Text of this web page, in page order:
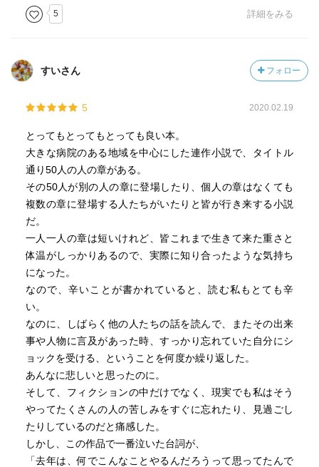
うか。そのひと言で命取りになることや、その厳しさで大
切なものを失うこと、無責任な厳しさが誰かの人生を奪っ
ば価値観が広がった時代に、数多くの物語を、知らない、
理解できない人がたくさんいる。それは何を言えばいいの
とてもシンプルな話なんだと思う。どんな言葉があるのだ
ろうかと、優しさの中にある厳しさや強さを学ぶには、温
かい目がどうすれば伝わるのだろうと、成功への新しい
道、新しい歩き方、価値観、教養を身につける必要があ
り、それが他者への、次世代への、そして自分自身対する
強く優しい厳しさではないのかとも思う。言葉も生き物な
に寄り添うもの、様々です。それは後ろ向きなことではな
く、自身の経験を生かしながら、より良い言葉を紡いでい
ばかりを口にするのは、今までの経験もこれからの時間
切なものは変わらずに残り続けている気がするし、今ある
新しいものも、昔からそうであったかのように、自然に今
はそこにある。遠い昔の〇〇時代、ちょっと近くの〇〇世
代、感じ方は違っても、変わることは自然なこと。それは
すべて人々が努力した奇跡の結果です。よりよい世界を願
った想いが詰まっているのではないかと感じます。ネガテ
ィブな言葉で呪いをかけずに、新しく作られたよりよいも
のに目を向けながら、生きる言葉を紡いでいけたら思う。
よりよい世界を願い、努力しつ続けることが尊い奇跡。そ
5 詳細をみる
すいさん フォロー
5 2020.02.19
とってもとってもとっても良い本。
大きな病院のある地域を中心にした連作小説で、タイトル
通り50人の人の章がある。
その50人が別の人の章に登場したり、個人の章はなくても
複数の章に登場する人たちがいたりと皆が行き来する小説
だ。
一人一人の章は短いけれど、皆これまで生きて来た重さと
体温がしっかりあるので、実際に知り合ったような気持ち
になった。
なので、辛いことが書かれていると、読む私もとても辛
い。
なのに、しばらく他の人たちの話を読んで、またその出来
事や人物に言及があった時、すっかり忘れていた自分にシ
ョックを受ける、ということを何度か繰り返した。
あんなに悲しいと思ったのに。
そして、フィクションの中だけでなく、現実でも私はそう
やってたくさんの人の苦しみをすぐに忘れたり、見過ごし
たりしているのだと痛感した。
しかし、この作品で一番泣いた台詞が、
「去年は、何でこんなことやるんだろうって思ってたんで